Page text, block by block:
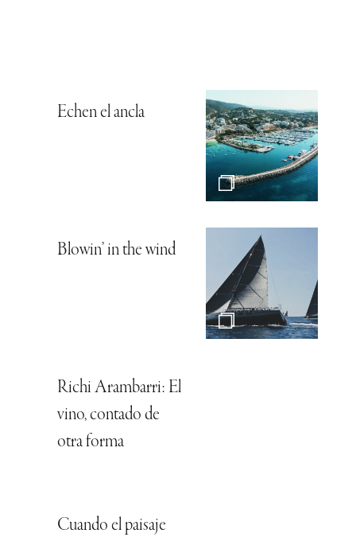
Echen el ancla
Blowin’ in the wind
Richi Arambarri: El
vino, contado de
otra forma
Cuando el paisaje